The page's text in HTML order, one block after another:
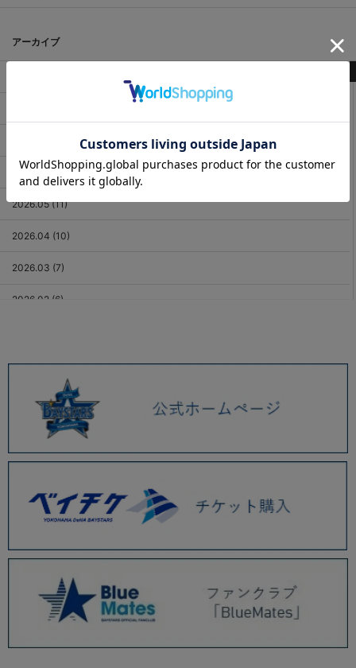
アーカイブ
2026.06 (12)
2026.05 (11)
2026.04 (10)
2026.03 (7)
2026.02 (6)
2025.12 (3)
2025.11 (6)
2025.10 (5)
2025.09 (5)
2025.08 (6)
2025.07 (6)
2025.05 (9)
2025.04 (9)
2025.03 (9)